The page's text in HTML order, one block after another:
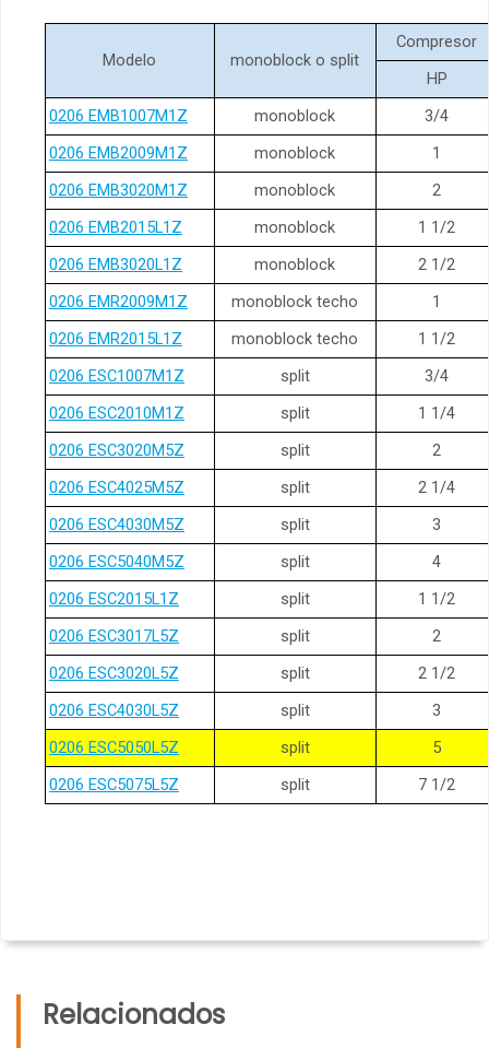
Modelo monoblock o split
Compresor
HP
0206 EMB1007M1Z
monoblock
3/4
0206 EMB2009M1Z
monoblock
1
0206 EMB3020M1Z
monoblock
2
0206 EMB2015L1Z
monoblock
1 1/2
0206 EMB3020L1Z
monoblock
2 1/2
0206 EMR2009M1Z
monoblock techo
1
0206 EMR2015L1Z
monoblock techo
1 1/2
0206 ESC1007M1Z
split
3/4
0206 ESC2010M1Z
split
1 1/4
0206 ESC3020M5Z
split
2
0206 ESC4025M5Z
split
2 1/4
0206 ESC4030M5Z
split
3
0206 ESC5040M5Z
split
4
0206 ESC2015L1Z
split
1 1/2
0206 ESC3017L5Z
split
2
0206 ESC3020L5Z
split
2 1/2
0206 ESC4030L5Z
split
3
0206 ESC5050L5Z
split
5
0206 ESC5075L5Z
split 7 1/2
Relacionados